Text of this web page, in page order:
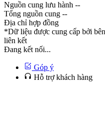
Nguồn cung lưu hành --
Tổng nguồn cung --
Địa chỉ hợp đồng
*Dữ liệu được cung cấp bởi
liên kết
Đang kết nối...
Góp ý
Hỗ trợ khách hàng